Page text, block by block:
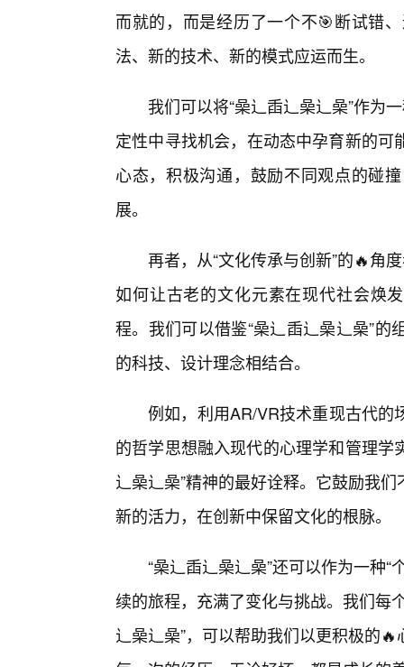
而就的，而是经历了一个不🎯断试错
法、新的技术、新的模式应运而生。
我们可以将“喿辶臿辶喿辶喿”作为
定性中寻找机会，在动态中孕育新的
心态，积极沟通，鼓励不同观点的碰
展。
再者，从“文化传承与创新”的🔥角
如何让古老的文化元素在现代社会焕
程。我们可以借鉴“喿辶臿辶喿辶喿”
的科技、设计理念相结合。
例如，利用AR/VR技术重现古代
的哲学思想融入现代的心理学和管理学
辶喿辶喿”精神的最好诠释。它鼓励我
新的活力，在创新中保留文化的根脉。
“喿辶臿辶喿辶喿”还可以作为一种
续的旅程，充满了变化与挑战。我们每
辶喿辶喿”，可以帮助我们以更积极的